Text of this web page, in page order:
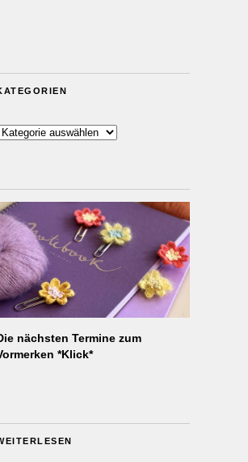
nächsten Termine zum
*Klick*